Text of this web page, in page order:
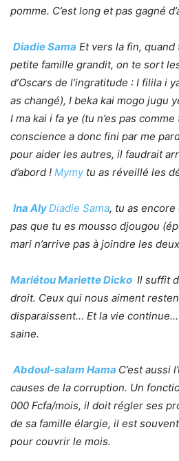
pomme. C’est long et pas gagné
Diadie Sama Et vers la fin, quand
petite famille grandit, on te sort
d’Oscars de l’ingratitude : I filila i
as changé), I beka kai mogo jugu
I ma kai i fa ye (tu n’es pas
conscience a donc fini par me
pour aider les autres, il faudrait
d’abord ! Mymytu as réveillé les
Ina AlyDiadie Sama, tu as
pas que tu es mousso djougou
mari n’arrive pas à joindre les
Mariétou Mariette Dicko Il suffit
droit. Ceux qui nous aiment
disparaissent… Et la vie
saine.
Abdoul-salam Hama C’est aussi
causes de la corruption. Un
000 Fcfa/mois, il doit régler ses
de sa famille élargie, il est
pour couvrir le mois.